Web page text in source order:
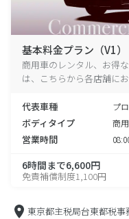
基本料金プラン（V1）
商用車のレンタル、お得
は、こちらから各店舗にお
代表車種 プ
ボディタイプ 商
営業時間
6時間まで6,600円
免責補償制度1,100円
東京都主税局台東都税事